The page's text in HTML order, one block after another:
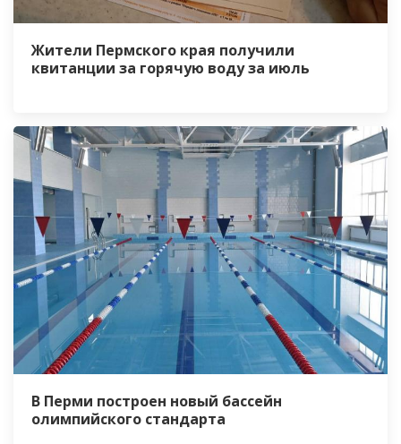
Жители Пермского края получили
квитанции за горячую воду за июль
В Перми построен новый бассейн
олимпийского стандарта